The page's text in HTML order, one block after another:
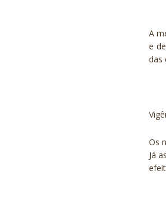
A
e
das
Os
Já